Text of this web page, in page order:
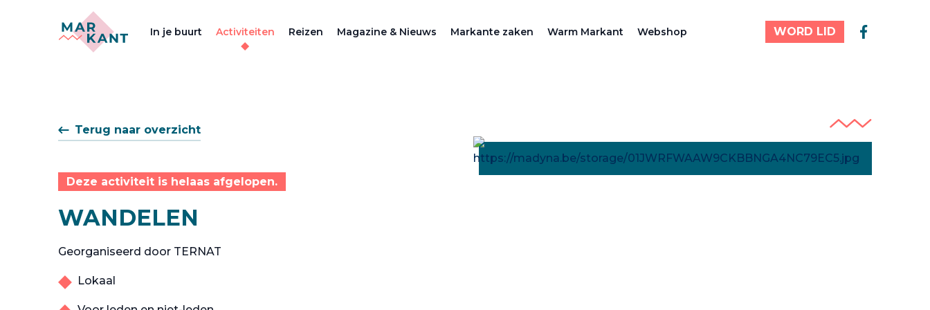
In je buurt Activiteiten Reizen Magazine & Nieuws Markante zaken Warm Markant Webshop WORD LID
Terug naar overzicht
Deze activiteit is helaas afgelopen.
WANDELEN
Georganiseerd door TERNAT
Lokaal